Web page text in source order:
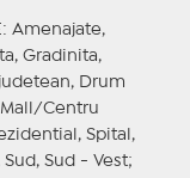
: Amenajate,
Gradinita,
Drum
Mall/Centru
Spital,
Sud, Sud - Vest;